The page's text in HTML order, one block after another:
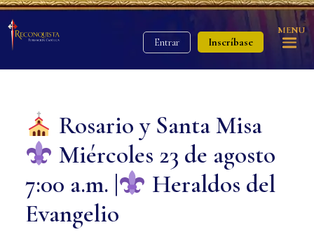
Entrar Inscríbase
MENU
Rosario y Santa Misa
Miércoles 23 de agosto
7:00 a.m. |
Heraldos del
Evangelio